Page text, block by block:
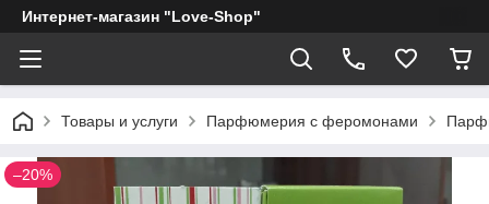
Интернет-магазин "Love-Shop"
Товары и услуги Парфюмерия с феромонами
–20%